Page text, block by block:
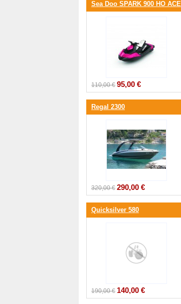
Sea Doo SPARK 900 HO ACE
110,00 € 95,00 €
Regal 2300
320,00 € 290,00 €
Quicksilver 580
190,00 € 140,00 €